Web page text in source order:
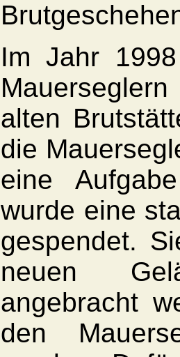
Im Jahr
alten
die
eine
wurde eine
gespendet.
neuen
angebracht
den